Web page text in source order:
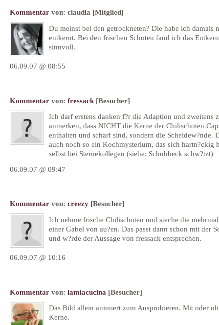
Kommentar von: claudia [Mitglied]
Du meinst bei den getrockneten? Die habe ich damals
entkernt. Bei den frischen Schoten fand ich das
sinnvoll.
06.09.07 @ 08:55
Kommentar von: fressack [Besucher]
Ich darf erstens danken f?r die Adaption und zweitens
anmerken, dass NICHT die Kerne der Chilischoten
enthalten und scharf sind, sondern die Scheidew?nde.
auch noch so ein Kochmysterium, das sich hartn?ckig
selbst bei Sternekollegen (siehe: Schuhbeck schw?tzt)
06.09.07 @ 09:47
Kommentar von: creezy [Besucher]
Ich nehme frische Chilischoten und steche die
einer Gabel von au?en. Das passt dann schon mit der
und w?rde der Aussage von fressack entsprechen.
06.09.07 @ 10:16
Kommentar von: lamiacucina [Besucher]
Das Bild allein animiert zum Ausprobieren. Mit oder
Kerne.